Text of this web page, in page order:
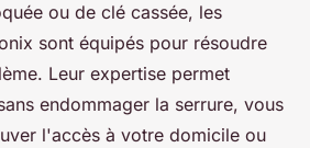
ou de clé cassée, les
sont équipés pour résoudre
Leur expertise permet
endommager la serrure, vous
l'accès à votre domicile ou